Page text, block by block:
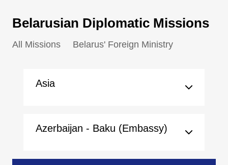
Belarusian Diplomatic Missions
All Missions Belarus' Foreign Ministry
Asia
Azerbaijan - Baku (Embassy)